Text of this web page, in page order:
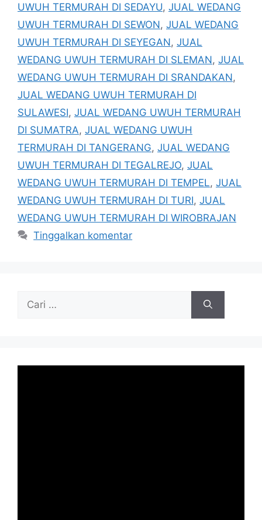
UWUH TERMURAH DI SEDAYU, JUAL WEDANG
UWUH TERMURAH DI SEWON, JUAL WEDANG
UWUH TERMURAH DI SEYEGAN, JUAL
WEDANG UWUH TERMURAH DI SLEMAN, JUAL
WEDANG UWUH TERMURAH DI SRANDAKAN,
JUAL WEDANG UWUH TERMURAH DI
SULAWESI, JUAL WEDANG UWUH TERMURAH
DI SUMATRA, JUAL WEDANG UWUH
TERMURAH DI TANGERANG, JUAL WEDANG
UWUH TERMURAH DI TEGALREJO, JUAL
WEDANG UWUH TERMURAH DI TEMPEL, JUAL
WEDANG UWUH TERMURAH DI TURI, JUAL
WEDANG UWUH TERMURAH DI WIROBRAJAN
Tinggalkan komentar
untuk: